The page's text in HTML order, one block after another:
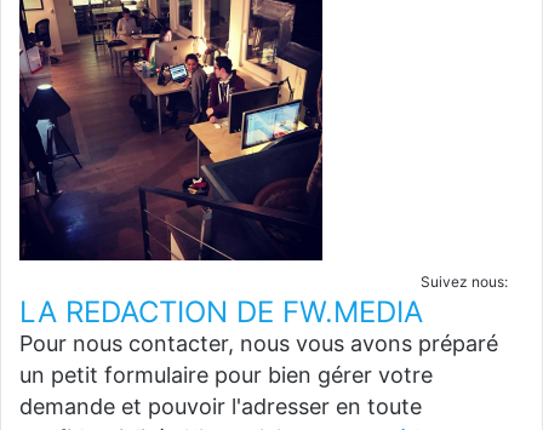
Suivez nous:
LA REDACTION DE FW.MEDIA
Pour nous contacter, nous vous avons préparé
un petit formulaire pour bien gérer votre
demande et pouvoir l'adresser en toute